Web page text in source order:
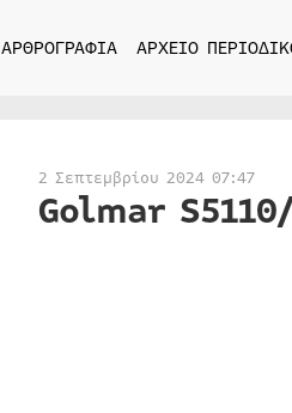
ΑΡΘΡΟΓΡΑΦΙΑ ΑΡΧΕΙΟ
2 Σεπτεμβρίου 2024 07:47
Golmar S5110/